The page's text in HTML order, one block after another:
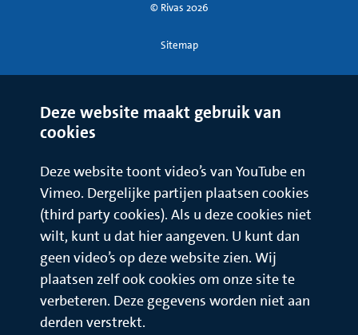
© Rivas 2026
Sitemap
Deze website maakt gebruik van
cookies
Deze website toont video’s van YouTube en
Vimeo. Dergelijke partijen plaatsen cookies
(third party cookies). Als u deze cookies niet
wilt, kunt u dat hier aangeven. U kunt dan
geen video’s op deze website zien. Wij
plaatsen zelf ook cookies om onze site te
verbeteren. Deze gegevens worden niet aan
derden verstrekt.